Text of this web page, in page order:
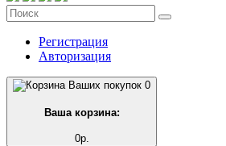
Регистрация
Авторизация
0
Ваша корзина:
0р.